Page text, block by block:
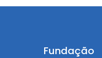
Fundação